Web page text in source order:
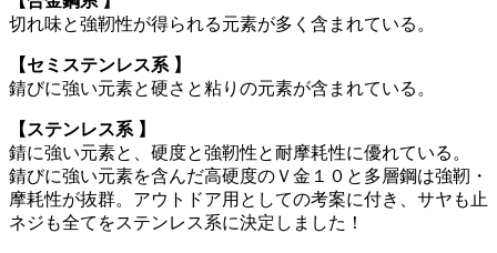
切れ味と強靭性が得られる元素が多く含まれている。
【セミステンレス系 】
錆びに強い元素と硬さと粘りの元素が含まれている。
【ステンレス系 】
錆に強い元素と、硬度と強靭性と耐摩耗性に優れている。
錆びに強い元素を含んだ高硬度のＶ金１０と多層鋼は強靭・
摩耗性が抜群。アウトドア用としての考案に付き、サヤも止
ネジも全てをステンレス系に決定しました！